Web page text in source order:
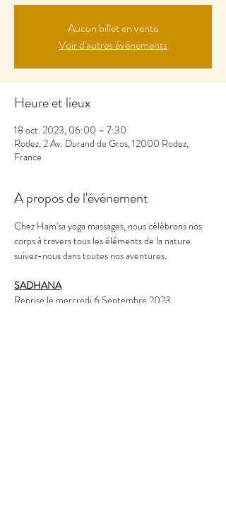
Aucun billet en vente
Voir d'autres événements
Heure et lieux
18 oct. 2023, 06:00 – 7:30
Rodez, 2 Av. Durand de Gros, 12000 Rodez,
France
A propos de l'événement
Chez Ham'sa yoga massages, nous célébrons nos
corps à travers tous les éléments de la nature.
suivez-nous dans toutes nos aventures.
SADHANA
Reprise le mercredi 6 Septembre 2023